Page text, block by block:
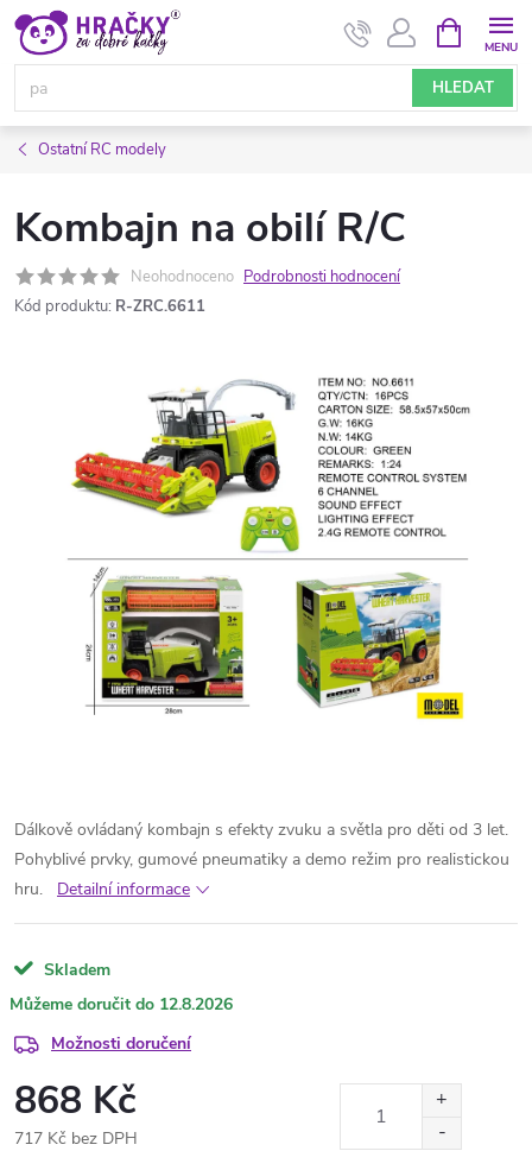
Přejít
obsah
HLEDAT
NÁKUPNÍ
KOŠÍK
Ostatní RC modely
Kombajn na obilí R/C
Neohodnoceno Podrobnosti hodnocení
Kód produktu: R-ZRC.6611
Dálkově ovládaný kombajn s efekty zvuku a světla pro děti od 3 let.
Pohyblivé prvky, gumové pneumatiky a demo režim pro realistickou
hru.
Detailní informace
Skladem
12.8.2026
Možnosti doručení
868 Kč
717 Kč bez DPH